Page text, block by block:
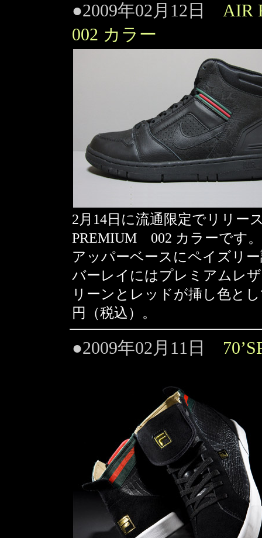
●2009年02月12日
AIR
002 カラー
2月14日に流通限定でリリー
PREMIUM 002 カラーです。
アッパーベースにペイズリ
バーレイにはプレミアムレ
リーンとレッドが挿し色と
円（税込）。
●2009年02月11日